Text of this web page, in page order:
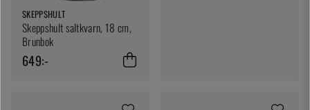
SKEPPSHULT
Skeppshult saltkvarn, 18 cm,
Brunbok
649:-